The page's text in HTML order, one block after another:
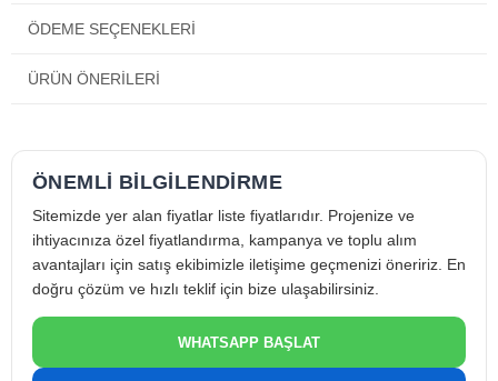
Farklı yüzeylerde sağlam tutunma sağlayarak güvenilir kullanım sunar.
Esnek ve Dayanıklı Yapı
uygulama imkânı verir.
Teknik Özellikler (Genel)
Ürün Tipi:Elektrik / İzolasyon Bandı
Renk:Beyaz
Malzeme:PVC
Esnek, güçlü yapışkanlı
ÖDEME SEÇENEKLERI
ÜRÜN ÖNERILERI
ÖNEMLİ BİLGİLENDİRME
Sitemizde yer alan fiyatlar liste fiyatlarıdır. Projenize ve
ihtiyacınıza özel fiyatlandırma, kampanya ve toplu alım
avantajları için satış ekibimizle iletişime geçmenizi öneririz. En
doğru çözüm ve hızlı teklif için bize ulaşabilirsiniz.
WHATSAPP BAŞLAT